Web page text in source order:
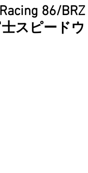
86/BRZ
スピードウ